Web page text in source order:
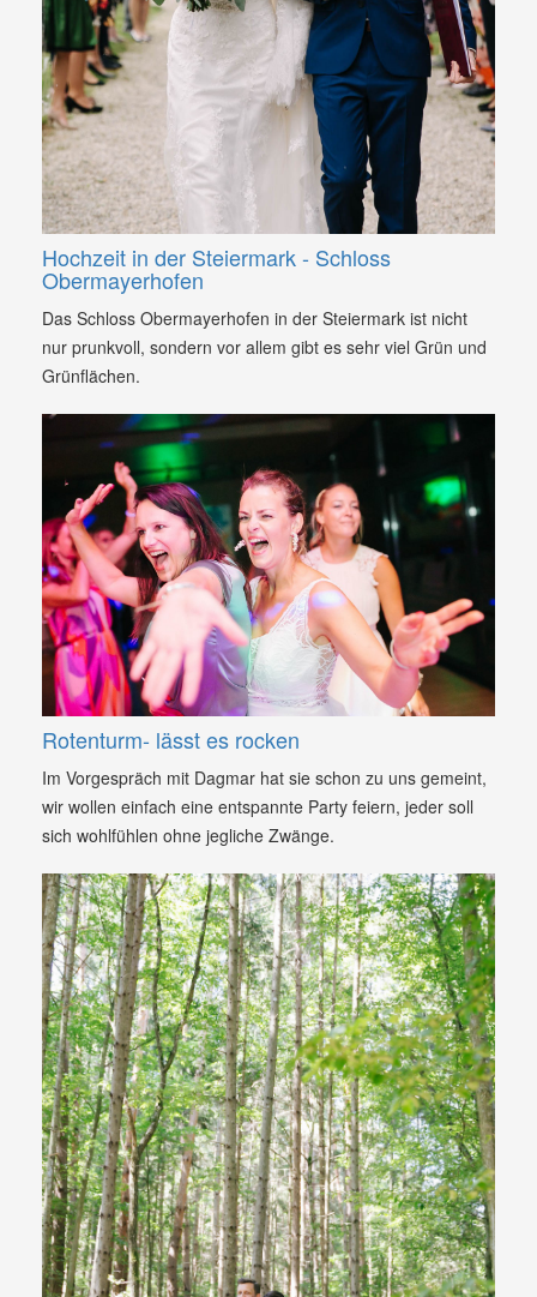
Hochzeit in der Steiermark - Schloss
Obermayerhofen
Das Schloss Obermayerhofen in der Steiermark ist nicht
nur prunkvoll, sondern vor allem gibt es sehr viel Grün und
Grünflächen.
Rotenturm- lässt es rocken
Im Vorgespräch mit Dagmar hat sie schon zu uns gemeint,
wir wollen einfach eine entspannte Party feiern, jeder soll
sich wohlfühlen ohne jegliche Zwänge.